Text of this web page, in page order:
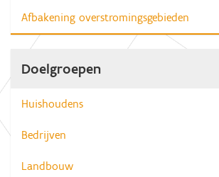
Afbakening overstromingsgebieden
Doelgroepen
Huishoudens
Bedrijven
Landbouw